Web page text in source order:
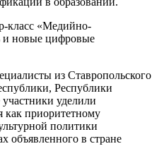
класс «Медийно-
и новые цифровые
из Ставропольского
Республики
уделили
как приоритетному
политики
объявленного в стране